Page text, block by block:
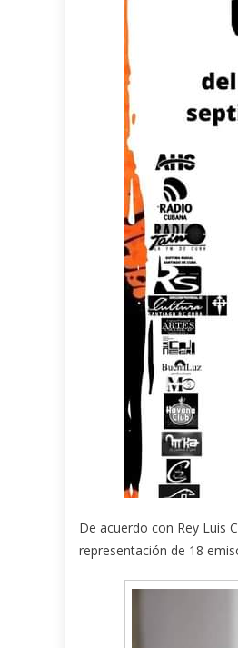
De acuerdo con Rey Luis
representación de 18